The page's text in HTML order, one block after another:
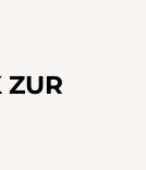
ZUR